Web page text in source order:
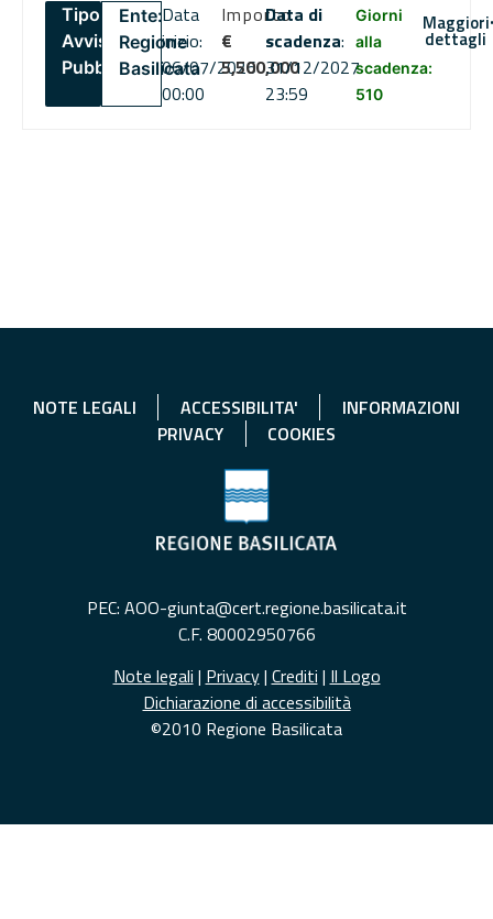
Tipo:
Avviso
Pubblico
Ente:
Regione
Basilicata
Data
inizio:
06/07/2026
00:00
Importo
€
5,500,000
Data di
scadenza:
31/12/2027
23:59
Giorni
alla
scadenza:
510
Maggiori
dettagli
NOTE LEGALI ACCESSIBILITA'
INFORMAZIONI
PRIVACY
COOKIES
PEC: AOO-giunta@cert.regione.basilicata.it
C.F. 80002950766
Note legali | Privacy| Crediti | Il Logo
Dichiarazione di accessibilità
©2010 Regione Basilicata